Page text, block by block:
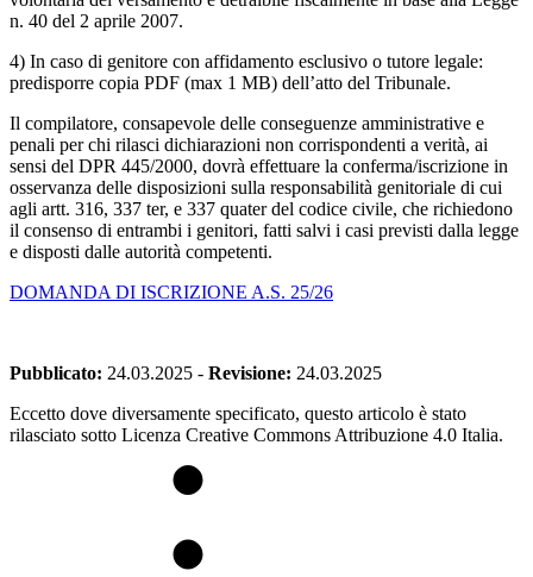
n. 40 del 2 aprile 2007.
4) In caso di genitore con affidamento esclusivo o tutore legale:
predisporre copia PDF (max 1 MB) dell’atto del Tribunale.
Il compilatore, consapevole delle conseguenze amministrative e
penali per chi rilasci dichiarazioni non corrispondenti a verità, ai
sensi del DPR 445/2000, dovrà effettuare la conferma/iscrizione in
osservanza delle disposizioni sulla responsabilità genitoriale di cui
agli artt. 316, 337 ter, e 337 quater del codice civile, che richiedono
il consenso di entrambi i genitori, fatti salvi i casi previsti dalla legge
e disposti dalle autorità competenti.
DOMANDA DI ISCRIZIONE A.S. 25/26
Pubblicato: 24.03.2025 - Revisione: 24.03.2025
Eccetto dove diversamente specificato, questo articolo è stato
rilasciato sotto Licenza Creative Commons Attribuzione 4.0 Italia.